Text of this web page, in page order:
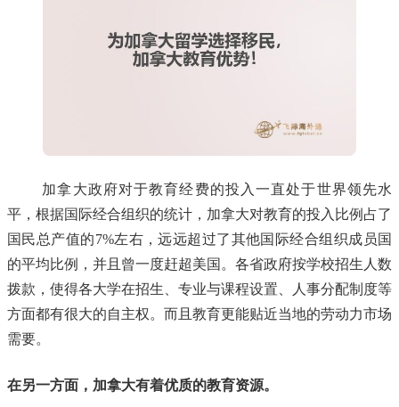
加拿大政府对于教育经费的投入一直处于世界领先水
平，根据国际经合组织的统计，加拿大对教育的投入比例占了
国民总产值的7%左右，远远超过了其他国际经合组织成员国
的平均比例，并且曾一度赶超美国。各省政府按学校招生人数
拨款，使得各大学在招生、专业与课程设置、人事分配制度等
方面都有很大的自主权。而且教育更能贴近当地的劳动力市场
需要。
在另一方面，加拿大有着优质的教育资源。